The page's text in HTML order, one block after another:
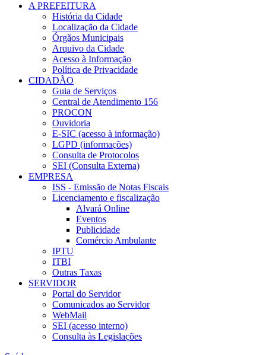
A PREFEITURA
História da Cidade
Localização da Cidade
Órgãos Municipais
Arquivo da Cidade
Acesso à Informação
Política de Privacidade
CIDADÃO
Guia de Serviços
Central de Atendimento 156
PROCON
Ouvidoria
E-SIC (acesso à informação)
LGPD (informações)
Consulta de Protocolos
SEI (Consulta Externa)
EMPRESA
ISS - Emissão de Notas Fiscais
Licenciamento e fiscalização
Alvará Online
Eventos
Publicidade
Comércio Ambulante
IPTU
ITBI
Outras Taxas
SERVIDOR
Portal do Servidor
Comunicados ao Servidor
WebMail
SEI (acesso interno)
Consulta às Legislações